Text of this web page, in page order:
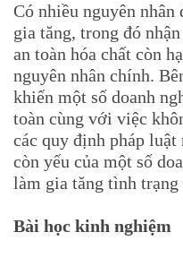
Có nhiều nguyên
gia tăng, trong đó
an toàn hóa chất còn
nguyên nhân chính.
khiến một số doanh
toàn cùng với việc
các quy định pháp
còn yếu của một số
làm gia tăng tình trạng
Bài học kinh nghiệm